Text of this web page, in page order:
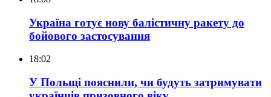
Україна готує нову балістичну ракету до
бойового застосування
18:02
У Польщі пояснили, чи будуть затримувати